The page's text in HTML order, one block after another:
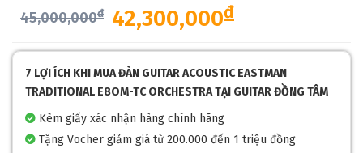
45,000,000đ 42,300,000đ
7 LỢI ÍCH KHI MUA ĐÀN GUITAR ACOUSTIC EASTMAN
TRADITIONAL E8OM-TC ORCHESTRA TẠI GUITAR ĐỒNG TÂM
Kèm giấy xác nhận hàng chính hãng
Tặng Vocher giảm giá từ 200.000 đến 1 triệu đồng